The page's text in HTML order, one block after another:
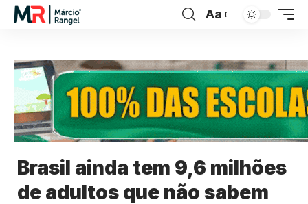
Aa
Brasil ainda tem 9,6 milhões
de adultos que não sabem